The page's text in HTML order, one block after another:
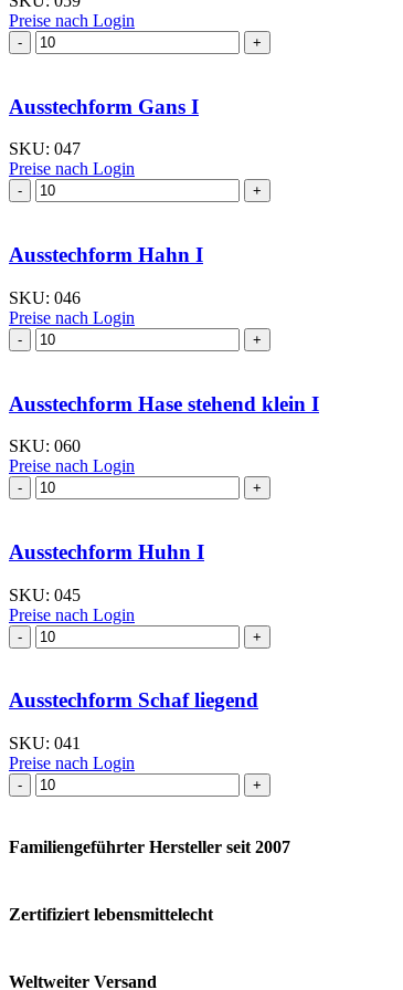
Preise nach Login
Ausstechform Ente
I
Ausstechform Gans I
SKU: 047
Preise nach Login
Ausstechform Gans
I
Ausstechform Hahn I
SKU: 046
Preise nach Login
Ausstechform Hahn
I
Ausstechform Hase stehend klein I
SKU: 060
Preise nach Login
Ausstechform Hase
stehend
Menge
Ausstechform Huhn I
SKU: 045
Preise nach Login
Ausstechform Huhn
I
Ausstechform Schaf liegend
SKU: 041
Preise nach Login
Ausstechform Schaf
liegend
Familiengeführter Hersteller seit 2007
Zertifiziert lebensmittelecht
Weltweiter Versand